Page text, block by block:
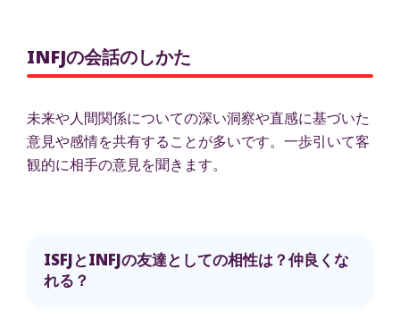
INFJの会話のしかた
未来や人間関係についての深い洞察や直感に基づいた
意見や感情を共有することが多いです。一歩引いて客
観的に相手の意見を聞きます。
ISFJとINFJの友達としての相性は？仲良くな
れる？